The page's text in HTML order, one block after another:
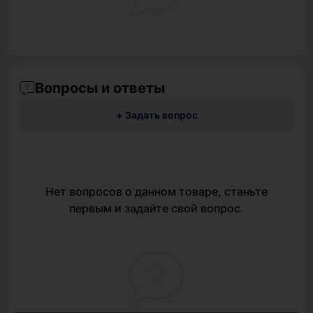
Вопросы и ответы
+ Задать вопрос
Нет вопросов о данном товаре, станьте
первым и задайте свой вопрос.